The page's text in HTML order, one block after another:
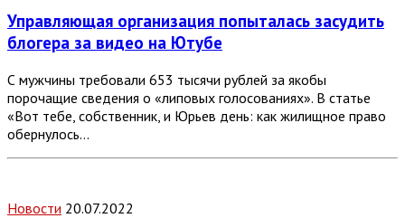
Управляющая организация попыталась засудить
блогера за видео на Ютубе
С мужчины требовали 653 тысячи рублей за якобы
порочащие сведения о «липовых голосованиях». В статье
«Вот тебе, собственник, и Юрьев день: как жилищное право
обернулось…
Новости 20.07.2022